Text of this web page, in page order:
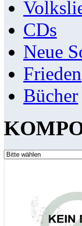
CDs
Neue
Frieden
Bücher